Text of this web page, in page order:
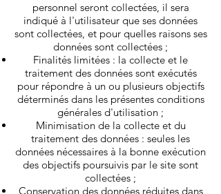
personnel seront collectées, il sera
indiqué à l'utilisateur que ses données
sont collectées, et pour quelles raisons ses
données sont collectées ;
Finalités limitées : la collecte et le
traitement des données sont exécutés
pour répondre à un ou plusieurs objectifs
déterminés dans les présentes conditions
générales d'utilisation ;
Minimisation de la collecte et du
traitement des données : seules les
données nécessaires à la bonne exécution
des objectifs poursuivis par le site sont
collectées ;
Conservation des données réduites dans